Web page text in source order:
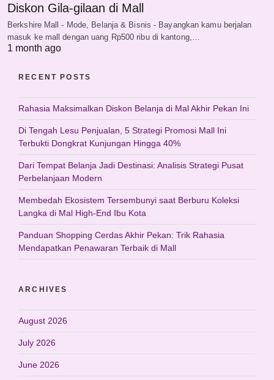
Diskon Gila-gilaan di Mall
Berkshire Mall - Mode, Belanja & Bisnis - Bayangkan kamu berjalan
masuk ke mall dengan uang Rp500 ribu di kantong,…
1 month ago
RECENT POSTS
Rahasia Maksimalkan Diskon Belanja di Mal Akhir Pekan Ini
Di Tengah Lesu Penjualan, 5 Strategi Promosi Mall Ini
Terbukti Dongkrat Kunjungan Hingga 40%
Dari Tempat Belanja Jadi Destinasi: Analisis Strategi Pusat
Perbelanjaan Modern
Membedah Ekosistem Tersembunyi saat Berburu Koleksi
Langka di Mal High-End Ibu Kota
Panduan Shopping Cerdas Akhir Pekan: Trik Rahasia
Mendapatkan Penawaran Terbaik di Mall
ARCHIVES
August 2026
July 2026
June 2026